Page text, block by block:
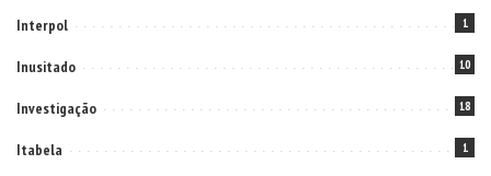
Interpol 1
Inusitado 10
Investigação 18
Itabela 1